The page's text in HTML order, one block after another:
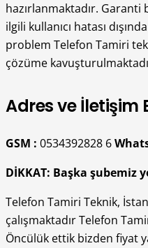
hazırlanmaktadır.
ilgili kullanıcı hatası
problem Telefon Tamiri
çözüme
Adres ve İletişim
GSM : 0534392828 6
DİKKAT: Başka şubemiz
Telefon Tamiri Teknik,
çalışmaktadır Telefon
Öncülük ettik bizden fiyat